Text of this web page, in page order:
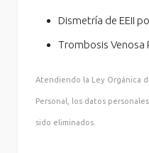
Dismetría de EEII
Trombosis Venosa
Atendiendo la Ley Orgánica
Personal, los datos
sido eliminados.